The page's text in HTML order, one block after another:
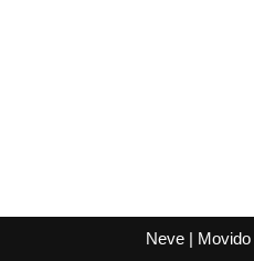
Neve| Movido